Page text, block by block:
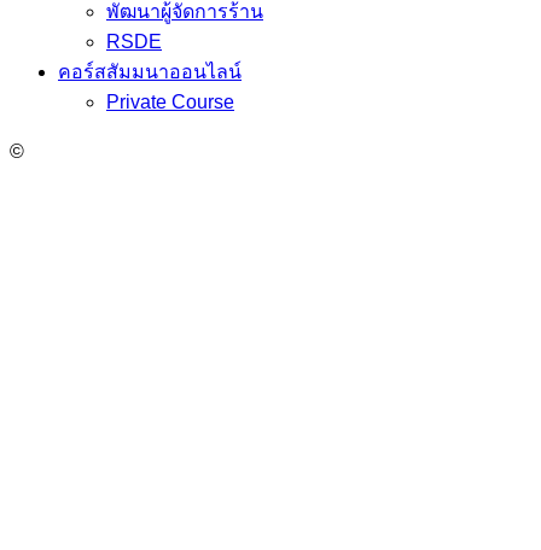
พัฒนาผู้จัดการร้าน
RSDE
คอร์สสัมมนาออนไลน์
Private Course
©